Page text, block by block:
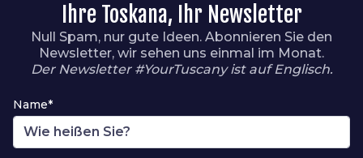
Ihre Toskana, Ihr Newsletter
Null Spam, nur gute Ideen. Abonnieren Sie den
Newsletter, wir sehen uns einmal im Monat.
Der Newsletter #YourTuscany ist auf Englisch.
Name*